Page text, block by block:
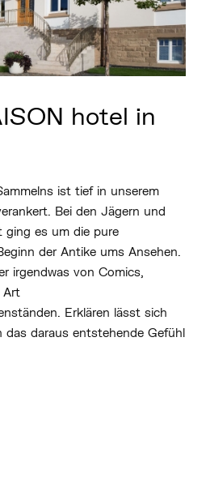
hotel in
ist tief in unserem
Bei den Jägern und
ging es um die pure
der Antike ums Ansehen.
irgendwas von Comics,
Art
Erklären lässt sich
das daraus entstehende Gefühl